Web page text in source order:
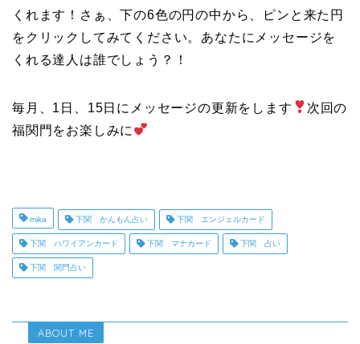
くれます！さぁ、下の6色の円の中から、ピンと来た円
をクリックしてみてください。あなたにメッセージを
くれる達人は誰でしょう？！
毎月、1日、15日にメッセージの更新をします
次回の
福関門をお楽しみに
mika 下関 かんもん占い 下関 エンジェルカード
下関 ハワイアンカード 下関 マナカード 下関 占い
下関 関門占い
ABOUT ME